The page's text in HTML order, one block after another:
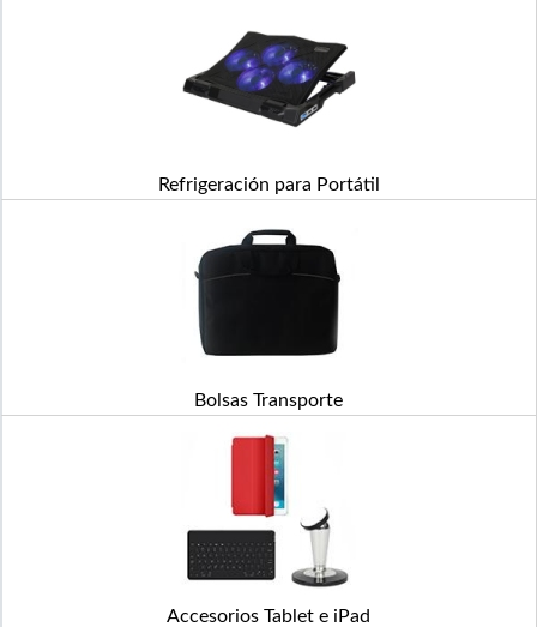
Refrigeración para Portátil
Bolsas Transporte
Accesorios Tablet e iPad